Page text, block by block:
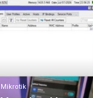
Mikrotik